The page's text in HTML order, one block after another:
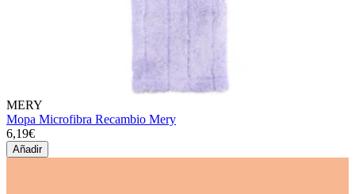
MERY
Mopa Microfibra Recambio Mery
6,19€
Añadir